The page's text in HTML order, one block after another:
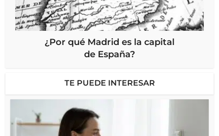
¿Por qué Madrid es la capital
de España?
TE PUEDE INTERESAR